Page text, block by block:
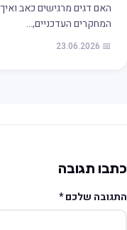
האם דגים מרגישים כאב
המחקרים העדכניים,…
📅 23.06.2026
תגובה
שלכם*